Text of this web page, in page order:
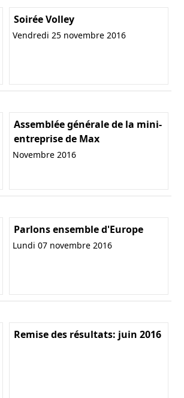
Soirée Volley
Vendredi 25 novembre 2016
Assemblée générale de la mini-
entreprise de Max
Novembre 2016
Parlons ensemble d'Europe
Lundi 07 novembre 2016
Remise des résultats: juin 2016